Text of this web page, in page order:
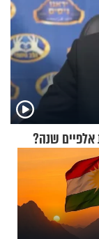
אלפיים שנה?